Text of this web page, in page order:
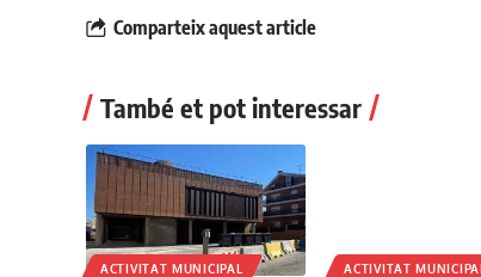
Comparteix aquest article
També et pot interessar
ACTIVITAT MUNICIPAL ACTIVITAT MUNICIPAL